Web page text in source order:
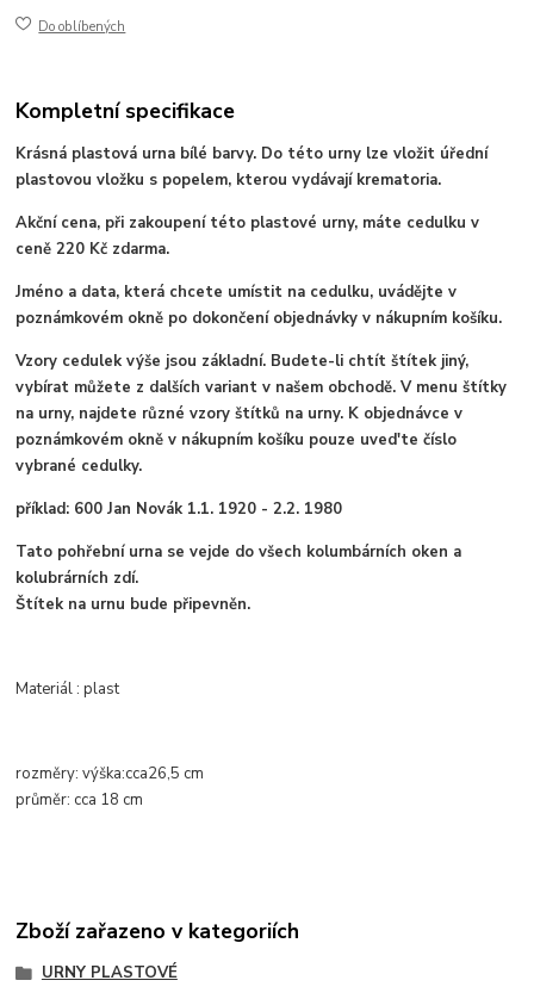
Do oblíbených
Kompletní specifikace
Krásná plastová urna bílé barvy. Do této urny lze vložit úřední
plastovou vložku s popelem, kterou vydávají krematoria.
Akční cena, při zakoupení této plastové urny, máte cedulku v
ceně 220 Kč zdarma.
Jméno a data, která chcete umístit na cedulku, uvádějte v
poznámkovém okně po dokončení objednávky v nákupním košíku.
Vzory cedulek výše jsou základní. Budete-li chtít štítek jiný,
vybírat můžete z dalších variant v našem obchodě. V menu štítky
na urny, najdete různé vzory štítků na urny. K objednávce v
poznámkovém okně v nákupním košíku pouze uved'te číslo
vybrané cedulky.
příklad: 600 Jan Novák 1.1. 1920 - 2.2. 1980
Tato pohřební urna se vejde do všech kolumbárních oken a
kolubrárních zdí.
Štítek na urnu bude připevněn.
Materiál : plast
rozměry:výška:cca26,5 cm
průměr: cca 18 cm
Zboží zařazeno v kategoriích
URNY PLASTOVÉ